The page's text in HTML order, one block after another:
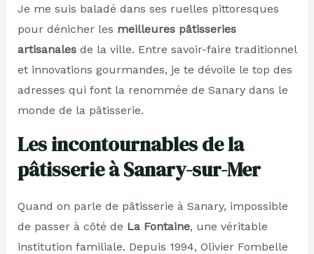
Je me suis baladé dans ses ruelles pittoresques
pour dénicher les meilleures pâtisseries
artisanalesde la ville. Entre savoir-faire traditionnel
et innovations gourmandes, je te dévoile le top des
adresses qui font la renommée de Sanary dans le
monde de la pâtisserie.
Les incontournables de la
pâtisserie à Sanary-sur-Mer
Quand on parle de pâtisserie à Sanary, impossible
de passer à côté de La Fontaine, une véritable
institution familiale. Depuis 1994, Olivier Fombelle